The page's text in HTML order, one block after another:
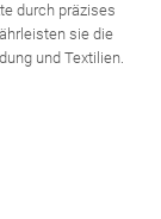
durch präzises
sie die
und Textilien.